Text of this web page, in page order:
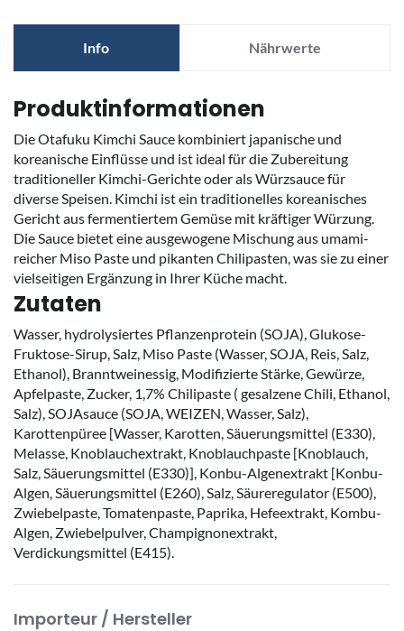
Info Nährwerte
Produktinformationen
Die Otafuku Kimchi Sauce kombiniert japanische und
koreanische Einflüsse und ist ideal für die Zubereitung
traditioneller Kimchi-Gerichte oder als Würzsauce für
diverse Speisen. Kimchi ist ein traditionelles koreanisches
Gericht aus fermentiertem Gemüse mit kräftiger Würzung.
Die Sauce bietet eine ausgewogene Mischung aus umami-
reicher Miso Paste und pikanten Chilipasten, was sie zu einer
vielseitigen Ergänzung in Ihrer Küche macht.
Zutaten
Wasser, hydrolysiertes Pflanzenprotein (SOJA), Glukose-
Fruktose-Sirup, Salz, Miso Paste (Wasser, SOJA, Reis, Salz,
Ethanol), Branntweinessig, Modifizierte Stärke, Gewürze,
Apfelpaste, Zucker, 1,7% Chilipaste ( gesalzene Chili, Ethanol,
Salz), SOJAsauce (SOJA, WEIZEN, Wasser, Salz),
Karottenpüree [Wasser, Karotten, Säuerungsmittel (E330),
Melasse, Knoblauchextrakt, Knoblauchpaste [Knoblauch,
Salz, Säuerungsmittel (E330)], Konbu-Algenextrakt [Konbu-
Algen, Säuerungsmittel (E260), Salz, Säureregulator (E500),
Zwiebelpaste, Tomatenpaste, Paprika, Hefeextrakt, Kombu-
Algen, Zwiebelpulver, Champignonextrakt,
Verdickungsmittel (E415).
Importeur / Hersteller